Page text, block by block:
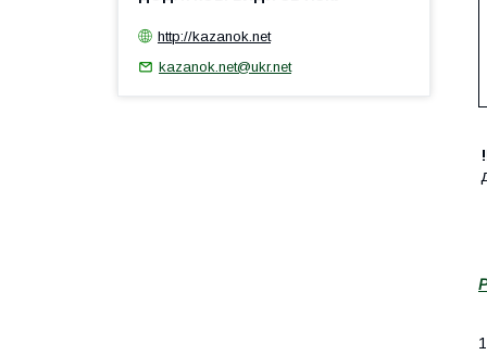
http://kazanok.net
kazanok.net@ukr.net